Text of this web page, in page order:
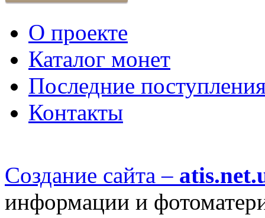
О проекте
Каталог монет
Последние
Контакты
Создание сайта –
информации и